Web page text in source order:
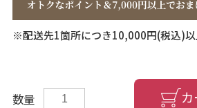
※配送先1箇所につき10,000円(税込)
数量